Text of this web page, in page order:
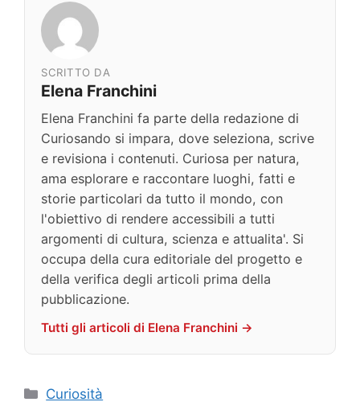
SCRITTO DA
Elena Franchini
Elena Franchini fa parte della redazione di
Curiosando si impara, dove seleziona, scrive
e revisiona i contenuti. Curiosa per natura,
ama esplorare e raccontare luoghi, fatti e
storie particolari da tutto il mondo, con
l'obiettivo di rendere accessibili a tutti
argomenti di cultura, scienza e attualita'. Si
occupa della cura editoriale del progetto e
della verifica degli articoli prima della
pubblicazione.
Tutti gli articoli di Elena Franchini →
Categorie
Curiosità